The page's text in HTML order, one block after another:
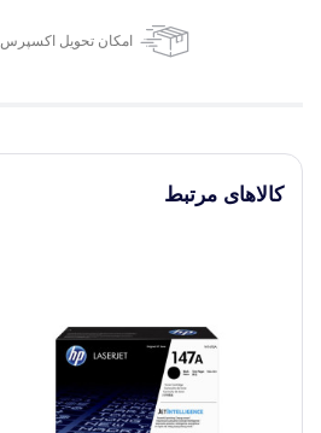
امکان تحویل اکسپرس
کالاهای مرتبط